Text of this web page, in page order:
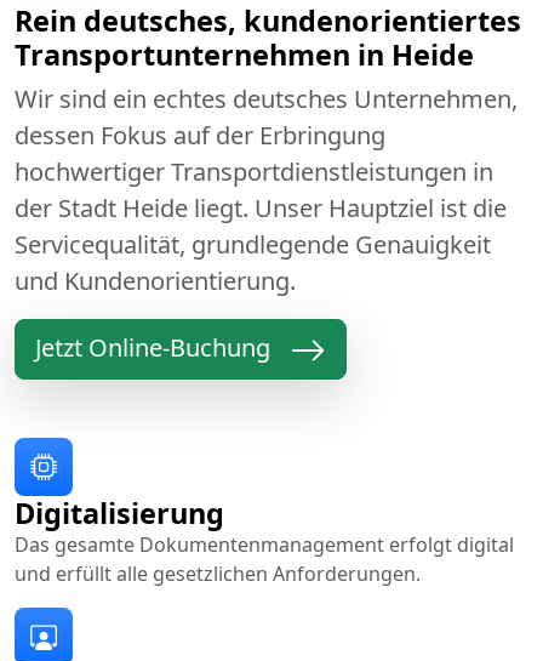
Rein deutsches, kundenorientiertes
Transportunternehmen in Heide
Wir sind ein echtes deutsches Unternehmen,
dessen Fokus auf der Erbringung
hochwertiger Transportdienstleistungen in
der Stadt Heide liegt. Unser Hauptziel ist die
Servicequalität, grundlegende Genauigkeit
und Kundenorientierung.
Jetzt Online-Buchung
Digitalisierung
Das gesamte Dokumentenmanagement erfolgt digital
und erfüllt alle gesetzlichen Anforderungen.